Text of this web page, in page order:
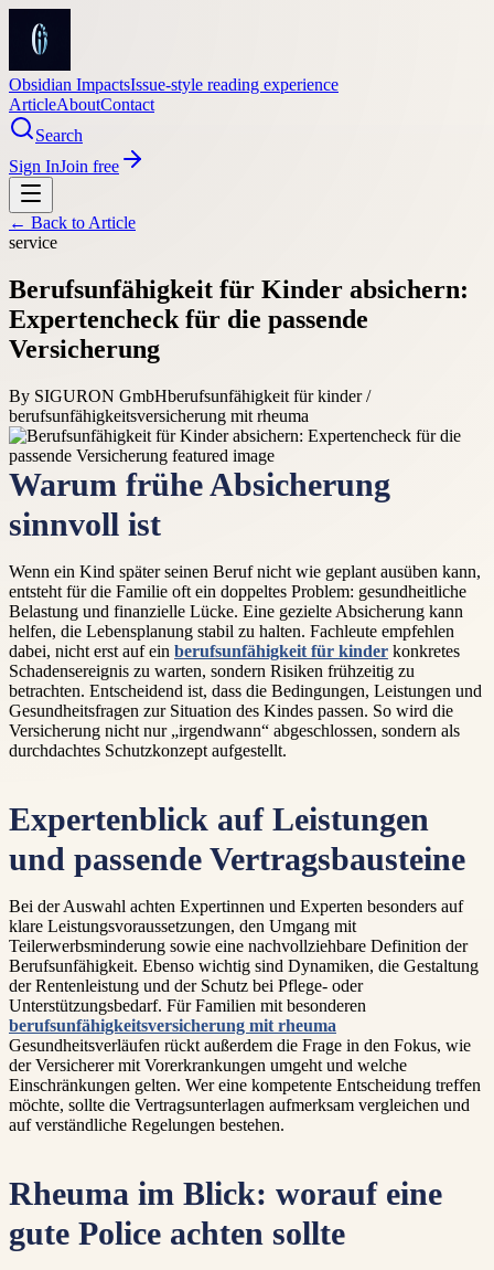
Obsidian ImpactsIssue-style reading experience
ArticleAboutContact
Search
Sign InJoin free
← Back to Article
service
Berufsunfähigkeit für Kinder absichern:
Expertencheck für die passende
Versicherung
By SIGURON GmbHberufsunfähigkeit für kinder /
berufsunfähigkeitsversicherung mit rheuma
Warum frühe Absicherung
sinnvoll ist
Wenn ein Kind später seinen Beruf nicht wie geplant ausüben kann,
entsteht für die Familie oft ein doppeltes Problem: gesundheitliche
Belastung und finanzielle Lücke. Eine gezielte Absicherung kann
helfen, die Lebensplanung stabil zu halten. Fachleute empfehlen
dabei, nicht erst auf ein berufsunfähigkeit für kinder konkretes
Schadensereignis zu warten, sondern Risiken frühzeitig zu
betrachten. Entscheidend ist, dass die Bedingungen, Leistungen und
Gesundheitsfragen zur Situation des Kindes passen. So wird die
Versicherung nicht nur „irgendwann“ abgeschlossen, sondern als
durchdachtes Schutzkonzept aufgestellt.
Expertenblick auf Leistungen
und passende Vertragsbausteine
Bei der Auswahl achten Expertinnen und Experten besonders auf
klare Leistungsvoraussetzungen, den Umgang mit
Teilerwerbsminderung sowie eine nachvollziehbare Definition der
Berufsunfähigkeit. Ebenso wichtig sind Dynamiken, die Gestaltung
der Rentenleistung und der Schutz bei Pflege- oder
Unterstützungsbedarf. Für Familien mit besonderen
berufsunfähigkeitsversicherung mit rheuma
Gesundheitsverläufen rückt außerdem die Frage in den Fokus, wie
der Versicherer mit Vorerkrankungen umgeht und welche
Einschränkungen gelten. Wer eine kompetente Entscheidung treffen
möchte, sollte die Vertragsunterlagen aufmerksam vergleichen und
auf verständliche Regelungen bestehen.
Rheuma im Blick: worauf eine
gute Police achten sollte